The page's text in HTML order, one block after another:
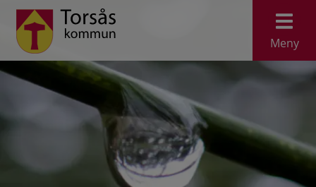
Meny